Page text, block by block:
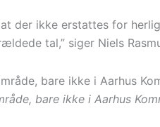
der ikke erstattes for
tal,” siger Niels
bare ikke i Aarhus